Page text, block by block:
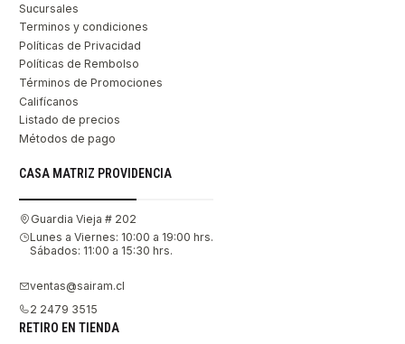
Sucursales
Terminos y condiciones
Políticas de Privacidad
Políticas de Rembolso
Términos de Promociones
Califícanos
Listado de precios
Métodos de pago
CASA MATRIZ PROVIDENCIA
Guardia Vieja # 202
Lunes a Viernes: 10:00 a 19:00 hrs.
Sábados: 11:00 a 15:30 hrs.
ventas@sairam.cl
2 2479 3515
RETIRO EN TIENDA